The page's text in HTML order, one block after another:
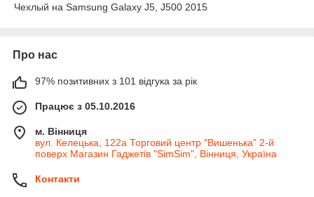
Чехлый на Samsung Galaxy J5, J500 2015
Про нас
97% позитивних з 101 відгука за рік
Працює з 05.10.2016
м. Вінниця
вул. Келецька, 122а Торговий центр "Вишенька" 2-й
поверх Магазин Гаджетів "SimSim", Вінниця, Україна
Контакти